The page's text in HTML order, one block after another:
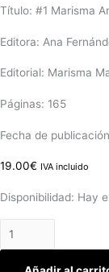
Título: #1 Marisma
Editora: Ana
Editorial: Marisma
Páginas: 165
Fecha de
19.00€ IVA incluido
Disponibilidad: Hay